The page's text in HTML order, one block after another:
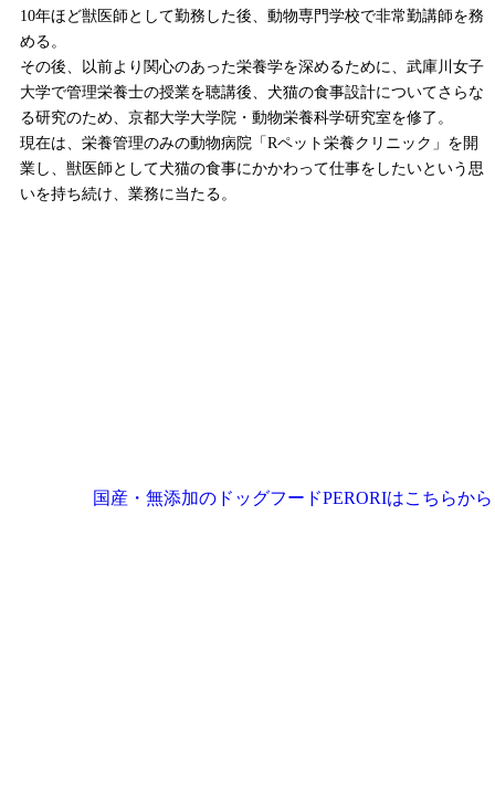
10年ほど獣医師として勤務した後、動物専門学校で非常勤講師を務
める。
その後、以前より関心のあった栄養学を深めるために、武庫川女子
大学で管理栄養士の授業を聴講後、犬猫の食事設計についてさらな
る研究のため、京都大学大学院・動物栄養科学研究室を修了。
現在は、栄養管理のみの動物病院「Rペット栄養クリニック」を開
業し、獣医師として犬猫の食事にかかわって仕事をしたいという思
いを持ち続け、業務に当たる。
国産・無添加のドッグフードPERORIはこちらから